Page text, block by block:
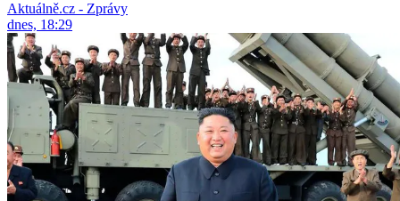
Aktuálně.cz - Zprávy
dnes, 18:29